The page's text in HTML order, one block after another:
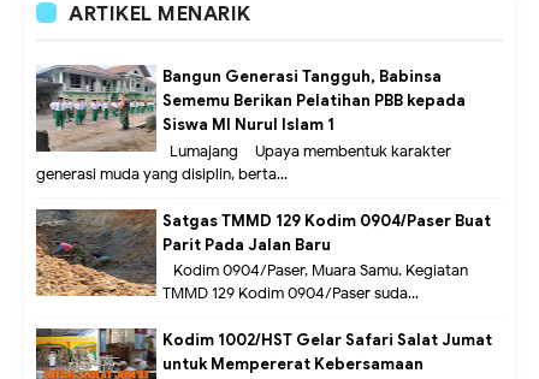
ARTIKEL MENARIK
Bangun Generasi Tangguh, Babinsa
Sememu Berikan Pelatihan PBB kepada
Siswa MI Nurul Islam 1
Lumajang – Upaya membentuk karakter
generasi muda yang disiplin, berta...
Satgas TMMD 129 Kodim 0904/Paser Buat
Parit Pada Jalan Baru
Kodim 0904/Paser, Muara Samu. Kegiatan
TMMD 129 Kodim 0904/Paser suda...
Kodim 1002/HST Gelar Safari Salat Jumat
untuk Mempererat Kebersamaan